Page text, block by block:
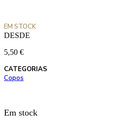
EM STOCK
DESDE
5,50 €
CATEGORIAS
Copos
Em stock